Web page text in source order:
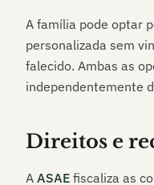
A família pode optar
personalizada sem
falecido. Ambas as
independentemente
Direitos e
A ASAE fiscaliza as